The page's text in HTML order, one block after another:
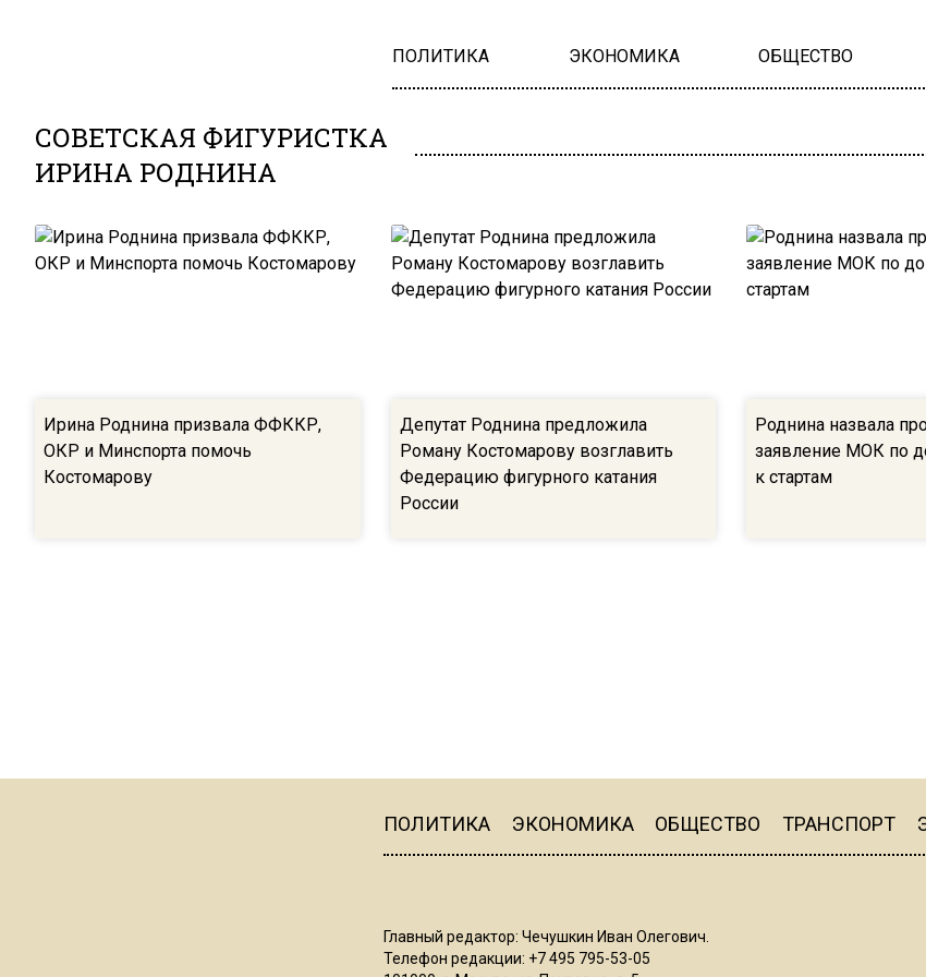
ПОЛИТИКА ЭКОНОМИКА ОБЩЕСТВО
СОВЕТСКАЯ ФИГУРИСТКА
ИРИНА РОДНИНА
Ирина Роднина призвала ФФККР,
ОКР и Минспорта помочь
Костомарову
Депутат Роднина предложила
Роману Костомарову возглавить
Федерацию фигурного катания
России
Роднина назвала
заявление МОК по
к стартам
ПОЛИТИКА ЭКОНОМИКА ОБЩЕСТВО ТРАНСПОРТ
Главный редактор: Чечушкин Иван Олегович.
Телефон редакции: +7 495 795-53-05